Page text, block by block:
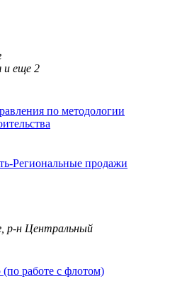
и еще 2
по методологии
Региональные продажи
р-н Центральный
работе с флотом)